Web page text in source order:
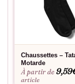
Chaussettes –
Motarde
À partir de9,59
article